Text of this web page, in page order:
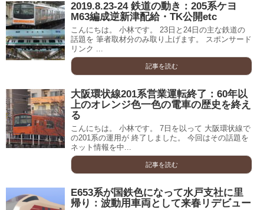
2019.8.23-24 鉄道の動き：205系ケヨ
M63編成逆新津配給・TK公開etc
こんにちは。 小林です。 23日と24日の主な鉄道の
話題を 筆者取材分のみ取り上げます。 スポンサード
リンク ...
記事を読む
大阪環状線201系営業運転終了：60年以
上のオレンジ色一色の電車の歴史を終え
る
こんにちは。 小林です。 7日を以って 大阪環状線で
の201系の運用が 終了しました。 今回はその話題を
ネット情報を中...
記事を読む
E653系が国鉄色になって水戸支社に里
帰り：波動用車両として来春リデビュー